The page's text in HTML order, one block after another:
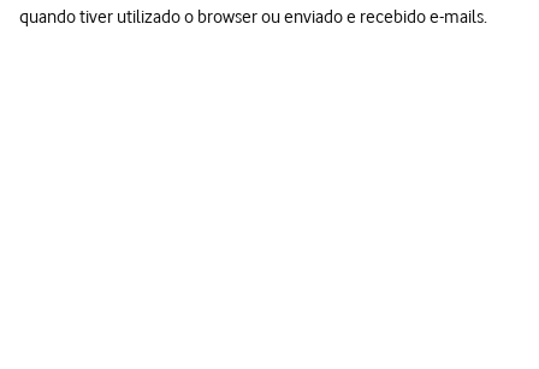
quando tiver utilizado o browser ou enviado e recebido e-mails.